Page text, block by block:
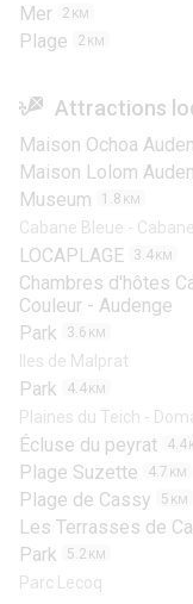
Mer
2 KM
Plage 2 KM
Attractions
Maison Ochoa
Maison Lolom
Museum 1.8 KM
Cabane Bleue -
LOCAPLAGE 3.4 KM
Chambres d'hôtes
Couleur - Audenge
Park 3.6 KM
Iles de Malprat
Park 4.4 KM
Plaines du Teich -
Écluse du peyrat 4.4
Plage Suzette 4.7 KM
Plage de Cassy 5 KM
Les Terrasses de
Park 5.2 KM
Parc Lecoq